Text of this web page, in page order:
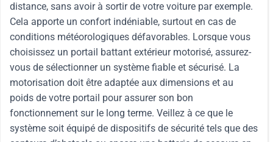
distance, sans avoir à sortir de votre voiture par exemple.
Cela apporte un confort indéniable, surtout en cas de
conditions météorologiques défavorables. Lorsque vous
choisissez un portail battant extérieur motorisé, assurez-
vous de sélectionner un système fiable et sécurisé. La
motorisation doit être adaptée aux dimensions et au
poids de votre portail pour assurer son bon
fonctionnement sur le long terme. Veillez à ce que le
système soit équipé de dispositifs de sécurité tels que des